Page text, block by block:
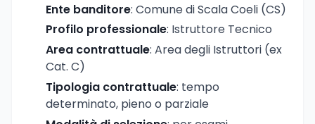
Ente banditore: Comune di Scala Coeli (CS)
Profilo professionale: Istruttore Tecnico
Area contrattuale: Area degli Istruttori (ex
Cat. C)
Tipologia contrattuale: tempo
determinato, pieno o parziale